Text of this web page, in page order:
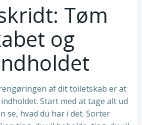
Tøm
og
af dit toiletskab er at
Start med at tage alt ud
se, hvad du har i det. Sorter